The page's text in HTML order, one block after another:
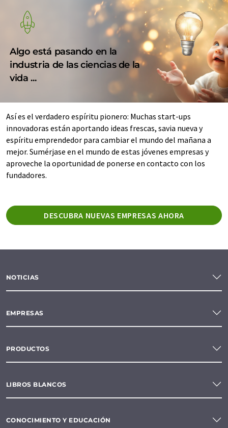
Algo está pasando en la
industria de las ciencias de la
vida ...
Así es el verdadero espíritu pionero: Muchas start-ups
innovadoras están aportando ideas frescas, savia nueva y
espíritu emprendedor para cambiar el mundo del mañana a
mejor. Sumérjase en el mundo de estas jóvenes empresas y
aproveche la oportunidad de ponerse en contacto con los
fundadores.
DESCUBRA NUEVAS EMPRESAS AHORA
NOTICIAS
EMPRESAS
PRODUCTOS
LIBROS BLANCOS
CONOCIMIENTO Y EDUCACIÓN